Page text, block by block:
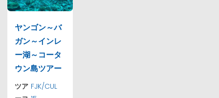
ヤンゴン～バ
ガン～インレ
ー湖～コータ
ウン島ツアー
ツア FJK/CUL